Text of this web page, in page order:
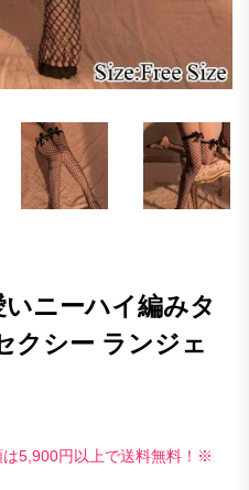
ニーハイ編みタ
クシー ランジェ
5,900円以上で送料無料！※